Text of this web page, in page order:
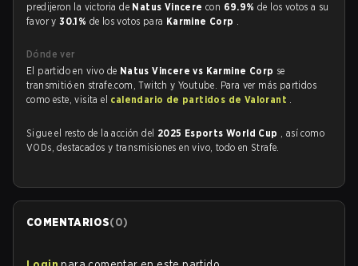
predijeron la victoria de Natus Vincerecon 69.9%de los votos a su
favor y30.1% de los votos para Karmine Corp .
Dónde ver
El partido en vivo de Natus Vincere vs Karmine Corp se
transmitió en strafe.com, Twitch y Youtube. Para ver más partidos
como este, visita el calendario de partidos de Valorant .
Sigue el resto de la acción del 2025 Esports World Cup , así como
VODs, destacados y transmisiones en vivo, todo en Strafe.
COMENTARIOS(0)